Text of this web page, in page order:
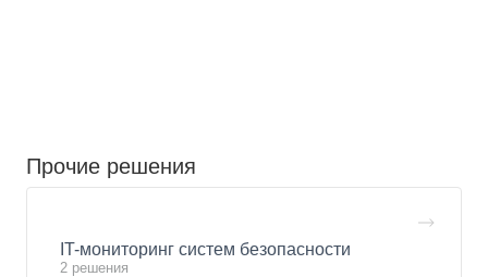
Прочие решения
IT-мониторинг систем безопасности
2 решения